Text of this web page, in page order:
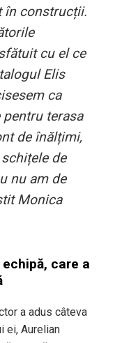
în construcții.
cu el ce
Elis
ca
terasa
de înălțimi,
de
nu am de
Monica
care a
a adus câteva
ei, Aurelian